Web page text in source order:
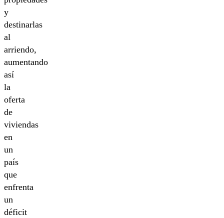
y
destinarlas
al
arriendo,
aumentando
así
la
oferta
de
viviendas
en
un
país
que
enfrenta
un
déficit